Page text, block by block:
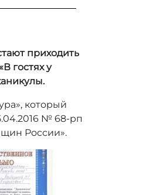
приходить
гостях у
который
№ 68-рп
России».